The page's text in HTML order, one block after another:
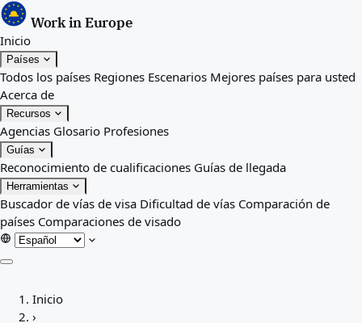
Work in Europe
Inicio
Países
Todos los países Regiones Escenarios Mejores países para usted
Acerca de
Recursos
Agencias Glosario Profesiones
Guías
Reconocimiento de cualificaciones Guías de llegada
Herramientas
Buscador de vías de visa Dificultad de vías Comparación de
países Comparaciones de visado
Países
Inicio
›